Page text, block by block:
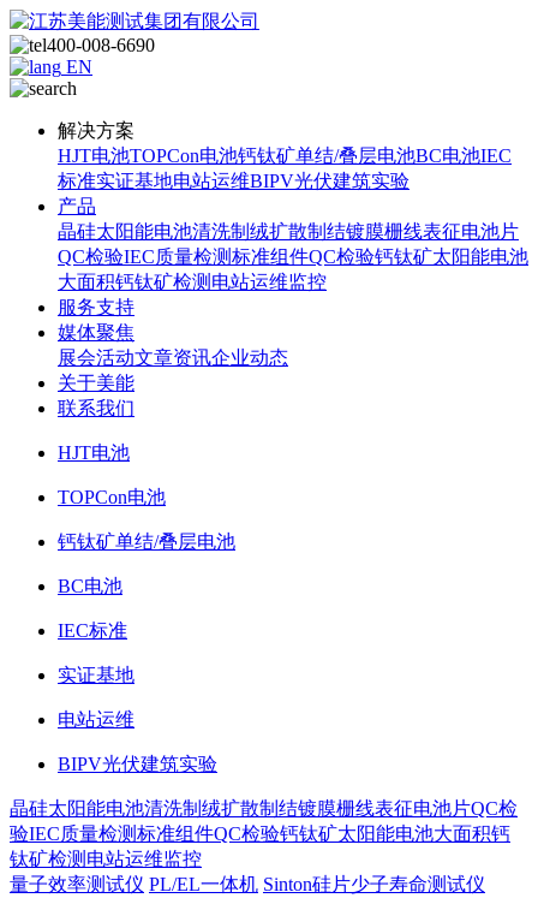
400-008-6690
EN
解决方案
HJT电池TOPCon电池钙钛矿单结/叠层电池BC电池IEC
标准实证基地电站运维BIPV光伏建筑实验
产品
晶硅太阳能电池清洗制绒扩散制结镀膜栅线表征电池片
QC检验IEC质量检测标准组件QC检验钙钛矿太阳能电池
大面积钙钛矿检测 电站运维监控
服务支持
媒体聚焦
展会活动文章资讯企业动态
关于美能
联系我们
HJT电池
TOPCon电池
钙钛矿单结/叠层电池
BC电池
IEC标准
实证基地
电站运维
BIPV光伏建筑实验
晶硅太阳能电池清洗制绒扩散制结镀膜栅线表征电池片QC检
验IEC质量检测标准组件QC检验钙钛矿太阳能电池大面积钙
钛矿检测 电站运维监控
量子效率测试仪 PL/EL一体机 Sinton硅片少子寿命测试仪